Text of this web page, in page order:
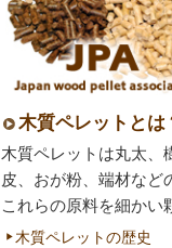
木質ペレットとは
木質ペレットは丸太、
皮、おが粉、端材など
これらの原料を細かい
木質ペレットの歴史